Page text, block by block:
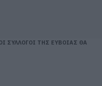
ΣΥΛΛΟΓΟΙ ΤΗΣ ΕΥΒΟΙΑΣ ΘΑ